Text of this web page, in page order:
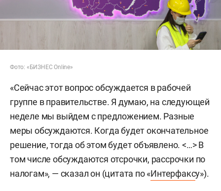
Фото: «БИЗНЕС Online»
«Сейчас этот вопрос обсуждается в рабочей
группе в правительстве. Я думаю, на следующей
неделе мы выйдем с предложением. Разные
меры обсуждаются. Когда будет окончательное
решение, тогда об этом будет объявлено. <…> В
том числе обсуждаются отсрочки, рассрочки по
налогам», — сказал он (цитата по «Интерфаксу»).